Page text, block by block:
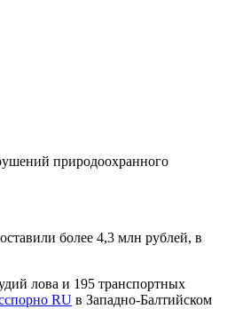
природоохранного
более 4,3 млн рублей, в
лова и 195 транспортных
RU в Западно-Балтийском